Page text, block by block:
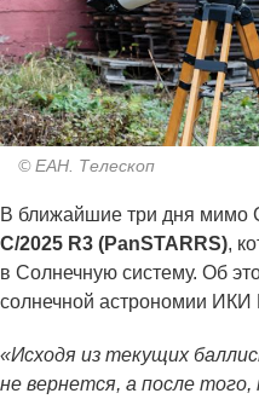
© ЕАН. Телескоп
В ближайшие три дня мимо
C/2025 R3 (PanSTARRS),
в Солнечную систему. Об
солнечной астрономии
«Исходя из текущих
не вернется, а после